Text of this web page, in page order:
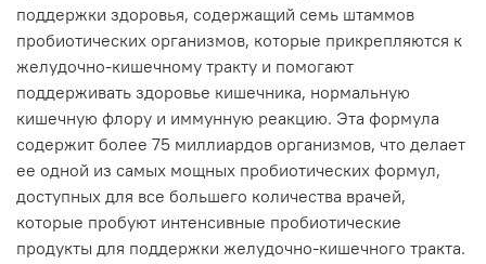
поддержки здоровья, содержащий семь штаммов
пробиотических организмов, которые прикрепляются к
желудочно-кишечному тракту и помогают
поддерживать здоровье кишечника, нормальную
кишечную флору и иммунную реакцию. Эта формула
содержит более 75 миллиардов организмов, что делает
ее одной из самых мощных пробиотических формул,
доступных для все большего количества врачей,
которые пробуют интенсивные пробиотические
продукты для поддержки желудочно-кишечного тракта.